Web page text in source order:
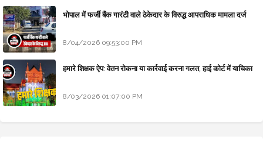
भोपाल में फर्जी बैंक गारंटी वाले ठेकेदार के विरुद्ध आपराधिक मामला दर्ज
8/04/2026 09:53:00 PM
हमारे शिक्षक ऐप: वेतन रोकना या कार्रवाई करना गलत, हाई कोर्ट में याचिका
8/03/2026 01:07:00 PM